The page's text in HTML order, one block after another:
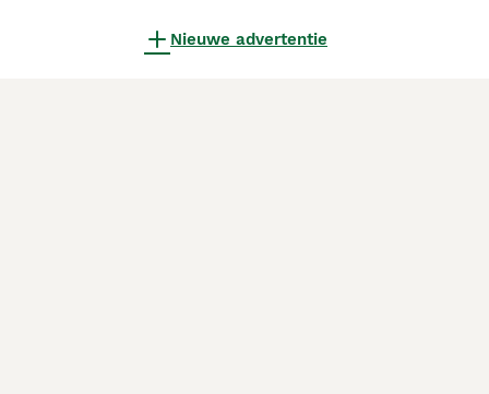
Nieuwe advertentie